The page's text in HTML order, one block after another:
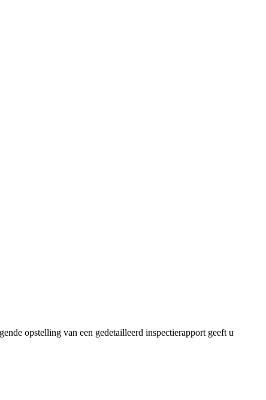
opstelling van een gedetailleerd inspectierapport geeft u